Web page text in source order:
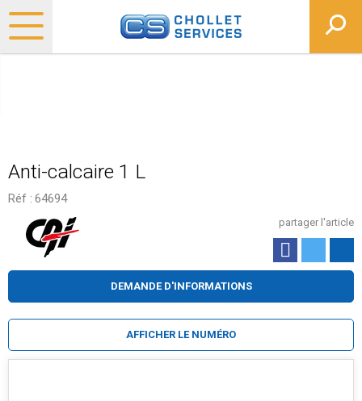
Anti-calcaire 1 L
Réf : 64694
partager l'article
DEMANDE D'INFORMATIONS
AFFICHER LE NUMÉRO